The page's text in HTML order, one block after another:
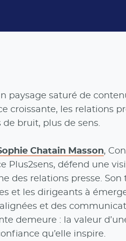
paysage saturé de
croissante, les relations
de bruit, plus de sens.
Chatain Masson,
Plus2sens, défend une
des relations presse.
et les dirigeants à
et des
demeure : la valeur
qu’elle inspire.